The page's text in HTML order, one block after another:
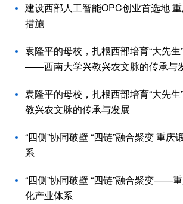
建设西部人工智能OPC创业首选地
措施
袁隆平的母校，扎根西部培育“大先生”
——西南大学兴教兴农文脉的传承与
袁隆平的母校，扎根西部培育“大先
教兴农文脉的传承与发展
“四侧”协同破壁 “四链”融合聚变 重庆
系
“四侧”协同破壁 “四链”融合聚变——
化产业体系